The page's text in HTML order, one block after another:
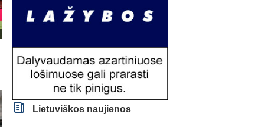
Lietuviškos naujienos